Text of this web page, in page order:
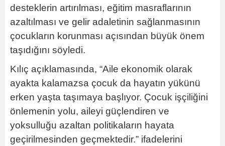
desteklerin artırılması, eğitim masraflarının
azaltılması ve gelir adaletinin sağlanmasının
çocukların korunması açısından büyük önem
taşıdığını söyledi.
Kılıç açıklamasında, “Aile ekonomik olarak
ayakta kalamazsa çocuk da hayatın yükünü
erken yaşta taşımaya başlıyor. Çocuk işçiliğini
önlemenin yolu, aileyi güçlendiren ve
yoksulluğu azaltan politikaların hayata
geçirilmesinden geçmektedir.” ifadelerini